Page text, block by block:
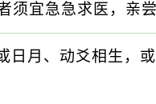
宜急急求医，亲
日月、动爻相生，